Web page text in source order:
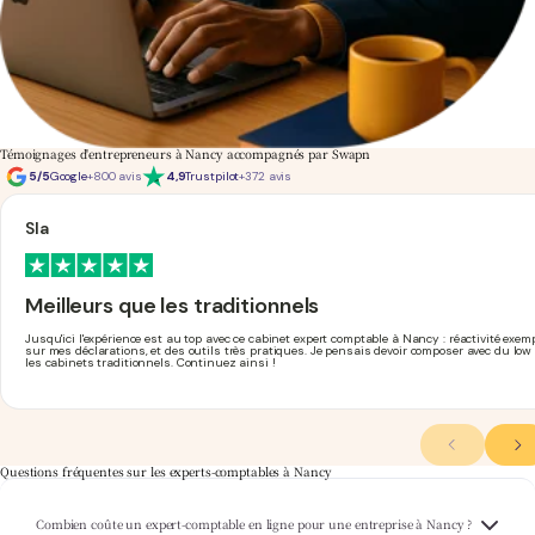
Témoignages d'entrepreneurs à Nancy accompagnés par Swapn
5/5Google+800 avis 4,9Trustpilot+372 avis
Sla
Meilleurs que les traditionnels
Jusqu'ici l'expérience est au top avec ce cabinet expert comptable à Nancy : réactivité
sur mes déclarations, et des outils très pratiques. Je pensais devoir composer avec du
les cabinets traditionnels. Continuez ainsi !
Questions fréquentes sur les experts-comptables à Nancy
Combien coûte un expert-comptable en ligne pour une entreprise à Nancy ?
Swapn propose une offreexpert-comptable pas cher à partir de 29€ HT/mois, création